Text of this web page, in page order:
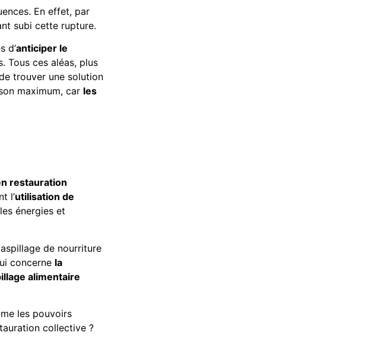
En effet, par
subi cette rupture.
d’anticiper le
Tous ces aléas, plus
trouver une solution
maximum, car les
restauration
l’utilisation de
énergies et
de nourriture
concerne la
alimentaire
les pouvoirs
collective ?